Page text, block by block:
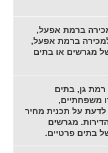
ברמת אפעל,
ברמת אפעל,
מגרשים או בתים
גן, בתים
משפחתיים,
לדעת על תכנית מחיר
מגרשים
בתים פרטיים.